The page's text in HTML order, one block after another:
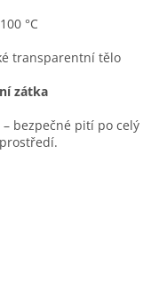
°C
transparentní tělo
zátka
– bezpečné pití po celý